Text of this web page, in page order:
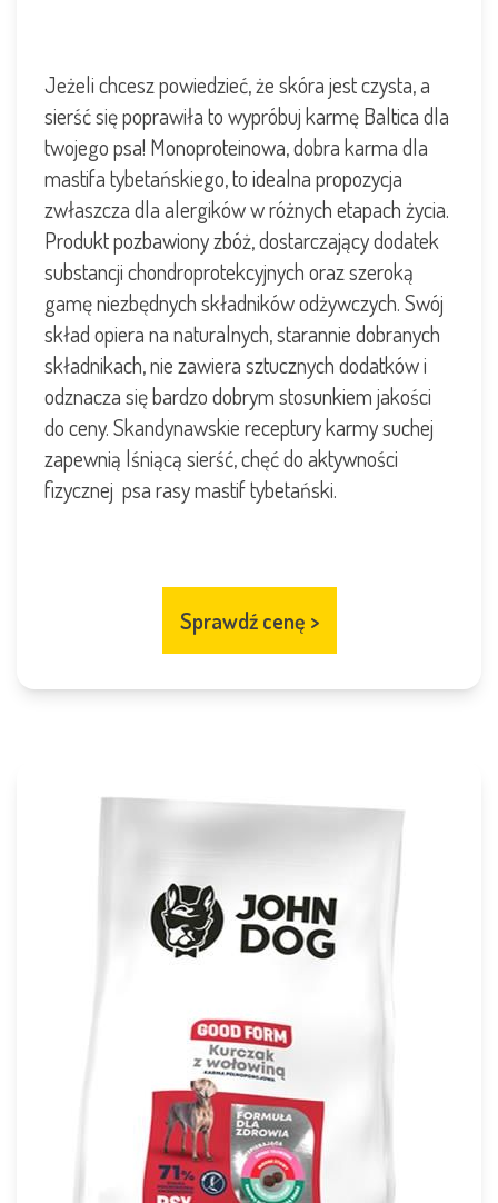
Jeżeli chcesz powiedzieć, że skóra jest czysta, a
sierść się poprawiła to wypróbuj karmę Baltica dla
twojego psa! Monoproteinowa, dobra karma dla
mastifatybetańskiego, to idealna propozycja
zwłaszcza dla alergików w różnych etapach życia.
Produkt pozbawiony zbóż, dostarczający dodatek
substancjichondroprotekcyjnychoraz szeroką
gamę niezbędnych składników odżywczych. Swój
skład opiera na naturalnych, starannie dobranych
składnikach, nie zawiera sztucznych dodatków i
odznacza się bardzo dobrym stosunkiem jakości
do ceny. Skandynawskie receptury karmy suchej
zapewnią lśniącą sierść, chęć do aktywności
fizycznej psa rasy mastif tybetański.
Sprawdź cenę >